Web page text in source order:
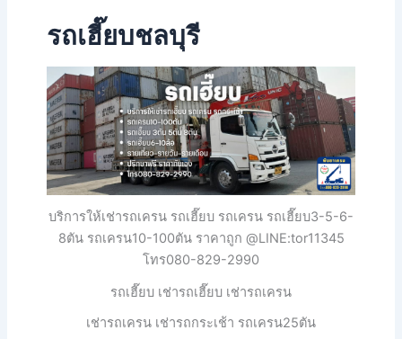
รถเฮี๊ยบชลบุรี
บริการให้เช่ารถเครน รถเฮี๊ยบ รถเครน รถเฮี๊ยบ3-5-6-
8ตัน รถเครน10-100ตัน ราคาถูก @LINE:tor11345
โทร080-829-2990
รถเฮี๊ยบ เช่ารถเฮี๊ยบ เช่ารถเครน
เช่ารถเครน เช่ารถกระเช้า รถเครน25ตัน